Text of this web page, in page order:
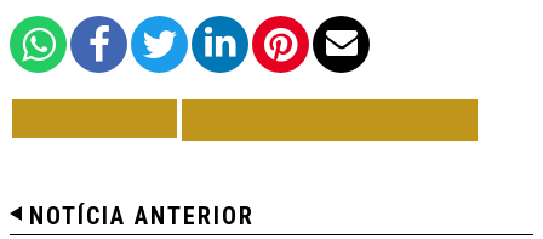
NOTÍCIA ANTERIOR